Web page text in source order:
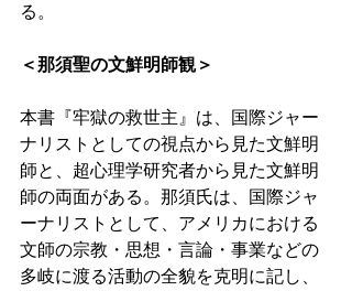
る。
＜那須聖の文鮮明師観＞
本書『牢獄の救世主』は、国際ジャー
ナリストとしての視点から見た文鮮明
師と、超心理学研究者から見た文鮮明
師の両面がある。那須氏は、国際ジャ
ーナリストとして、アメリカにおける
文師の宗教・思想・言論・事業などの
多岐に渡る活動の全貌を克明に記し、